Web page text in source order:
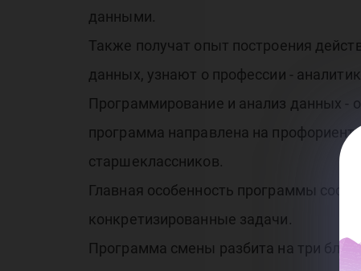
данными.
Также получат опыт построения
данных, узнают о профессии -
Программирование и анализ данных -
программа направлена на
старшеклассников.
Главная особенность программы
конкретизированные задачи.
Программа смены разбита на три